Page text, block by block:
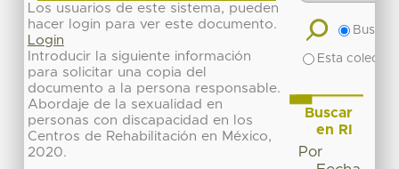
Los usuarios de este sistema, pueden
hacer login para ver este documento.
Login
Introducir la siguiente información
para solicitar una copia del
documento a la persona responsable.
Abordaje de la sexualidad en
personas con discapacidad en los
Centros de Rehabilitación en México,
2020.
Buscar
Esta
Buscar
en RI
Por